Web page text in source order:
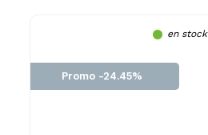
en stock
Promo -24.45%